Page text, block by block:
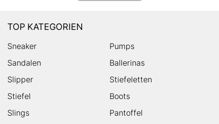
TOP KATEGORIEN
Sneaker
Pumps
Sandalen
Ballerinas
Slipper
Stiefeletten
Stiefel
Boots
Slings
Pantoffel